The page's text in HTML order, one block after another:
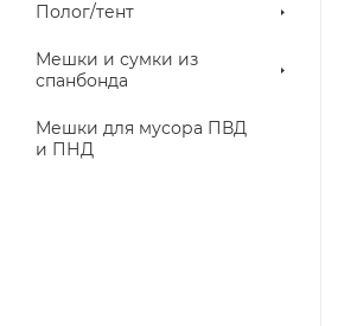
Полог/тент
Мешки и сумки из
спанбонда
Мешки для мусора ПВД
и ПНД